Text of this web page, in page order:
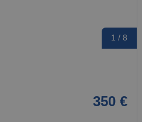
1 / 8
350 €